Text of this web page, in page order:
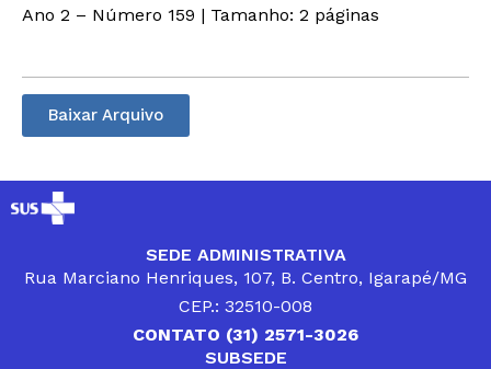
Ano 2 – Número 159 | Tamanho: 2 páginas
Baixar Arquivo
SEDE ADMINISTRATIVA
Rua Marciano Henriques, 107, B. Centro, Igarapé/MG
CEP.: 32510-008
CONTATO (31) 2571-3026
SUBSEDE